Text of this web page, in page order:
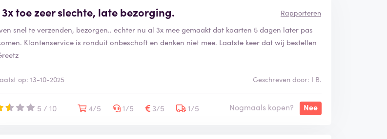
3x toe zeer slechte, late bezorging. Rapporteren
snel te verzenden, bezorgen.. echter nu al 3x mee gemaakt dat kaarten 5 dagen later pas
Klantenservice is ronduit onbeschoft en denken niet mee. Laatste keer dat wij bestellen
op: 13-10-2025 Geschreven door: I B.
5 / 10 4/5 1/5 3/5 1/5 Nogmaals kopen? Nee